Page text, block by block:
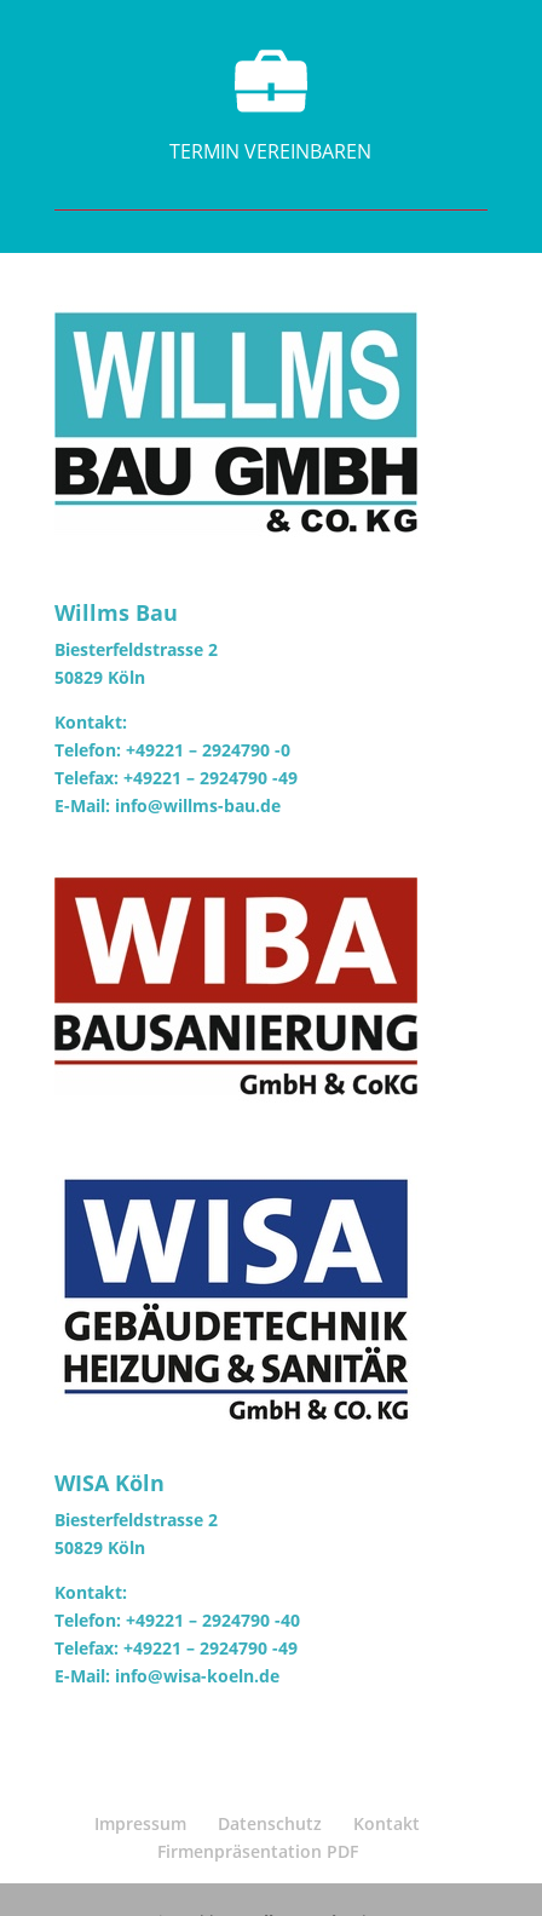
TERMIN VEREINBAREN
Willms Bau
Biesterfeldstrasse 2
50829 Köln
Kontakt:
Telefon: +49221 – 2924790 -0
Telefax: +49221 – 2924790 -49
E-Mail: info@willms-bau.de
WISA Köln
Biesterfeldstrasse 2
50829 Köln
Kontakt:
Telefon: +49221 – 2924790 -40
Telefax: +49221 – 2924790 -49
E-Mail: info@wisa-koeln.de
Impressum Datenschutz
Kontakt
Firmenpräsentation PDF